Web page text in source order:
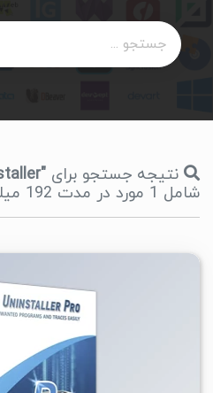
نتیجه جستجو برای "torrent revo uninstaller"
شامل 1 مورد در مدت 192 میلی ثانیه، صفحه 1